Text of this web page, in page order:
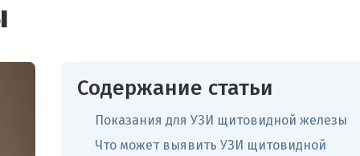
Содержание статьи
Показания для УЗИ щитовидной железы
Что может выявить УЗИ щитовидной